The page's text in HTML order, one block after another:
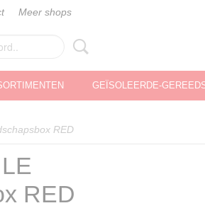
Meer shops
GEÏSOLEERDE-
RED
RED